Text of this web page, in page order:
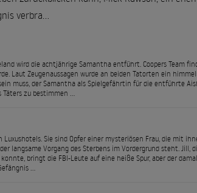
verbra...
wird die achtjährige Samantha entführt. Coopers Team
Laut Zeugenaussagen wurde an beiden Tatorten ein
muss, der Samantha als Spielgefährtin für die entführte
zu bestimmen …
Sie sind Opfer einer mysteriösen Frau, die mit
langsame Vorgang des Sterbens im Vordergrund steht. Jill,
bringt die FBI-Leute auf eine heiße Spur, aber der
…